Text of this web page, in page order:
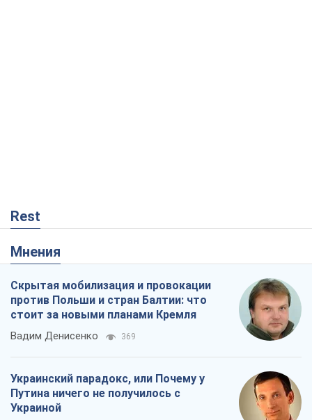
Rest
Мнения
Скрытая мобилизация и провокации
против Польши и стран Балтии: что
стоит за новыми планами Кремля
Вадим Денисенко 369
Украинский парадокс, или Почему у
Путина ничего не получилось с
Украиной